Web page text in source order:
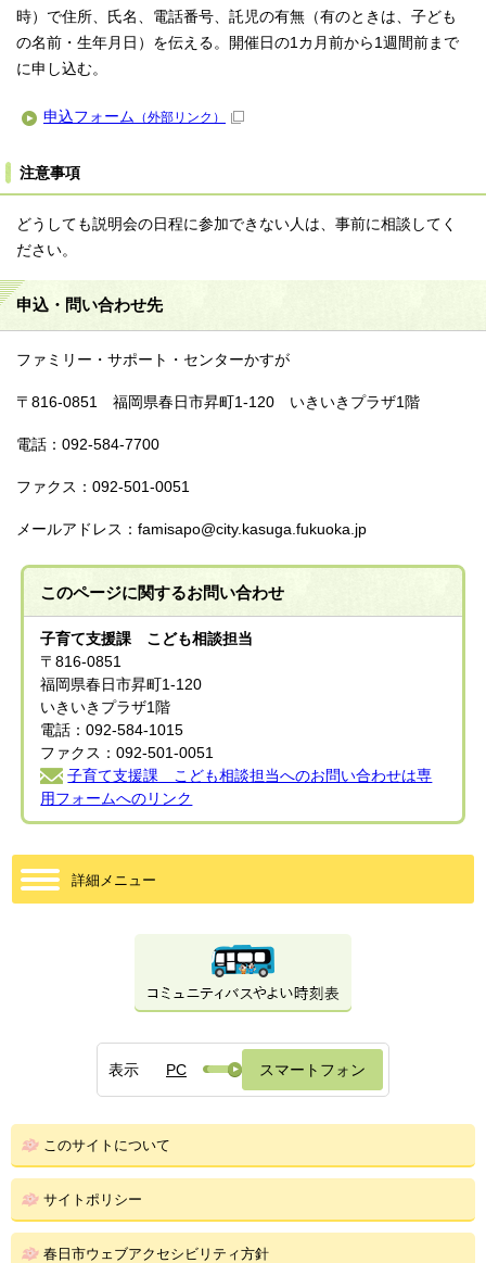
時）で住所、氏名、電話番号、託児の有無（有のときは、子ども
の名前・生年月日）を伝える。開催日の1カ月前から1週間前まで
に申し込む。
申込フォーム （外部リンク）
注意事項
どうしても説明会の日程に参加できない人は、事前に相談してく
ださい。
申込・問い合わせ先
ファミリー・サポート・センターかすが
〒816-0851 福岡県春日市昇町1-120 いきいきプラザ1階
電話：092-584-7700
ファクス：092-501-0051
メールアドレス：famisapo@city.kasuga.fukuoka.jp
このページに関するお問い合わせ
子育て支援課 こども相談担当
〒816-0851
福岡県春日市昇町1-120
いきいきプラザ1階
電話：092-584-1015
ファクス：092-501-0051
子育て支援課 こども相談担当へのお問い合わせは専
用フォームへのリンク
詳細メニュー
表示 PC スマートフォン
このサイトについて
サイトポリシー
春日市ウェブアクセシビリティ方針